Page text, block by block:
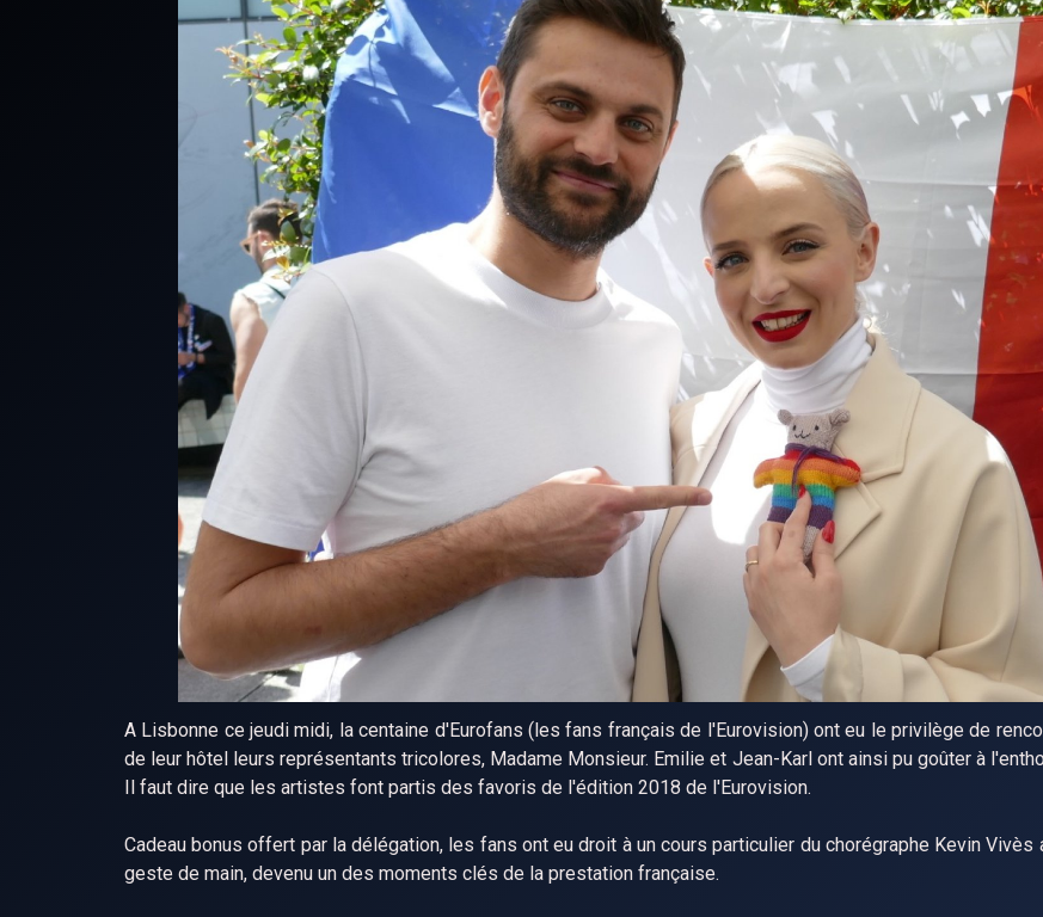
A Lisbonne ce jeudi midi, la centaine d'Eurofans (les fans français de l'Eurovision) ont eu le privilège de
de leur hôtel leurs représentants tricolores, Madame Monsieur. Emilie et Jean-Karl ont ainsi pu goûter à
Il faut dire que les artistes font partis des favoris de l'édition 2018 de l'Eurovision.
Cadeau bonus offert par la délégation, les fans ont eu droit à un cours particulier du chorégraphe Kevin Vivès
geste de main, devenu un des moments clés de la prestation française.